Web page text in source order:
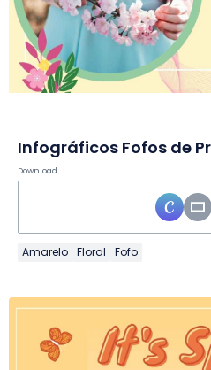
Infográficos Fofos de
Download
Amarelo Floral Fofo